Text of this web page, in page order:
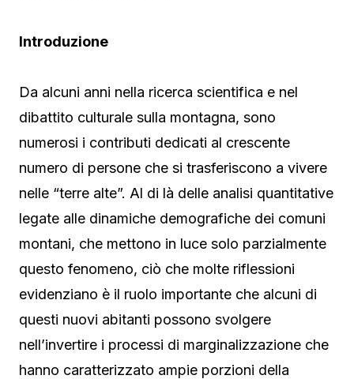
Introduzione
Da alcuni anni nella ricerca scientifica e nel
dibattito culturale sulla montagna, sono
numerosi i contributi dedicati al crescente
numero di persone che si trasferiscono a vivere
nelle “terre alte”. Al di là delle analisi quantitative
legate alle dinamiche demografiche dei comuni
montani, che mettono in luce solo parzialmente
questo fenomeno, ciò che molte riflessioni
evidenziano è il ruolo importante che alcuni di
questi nuovi abitanti possono svolgere
nell’invertire i processi di marginalizzazione che
hanno caratterizzato ampie porzioni della